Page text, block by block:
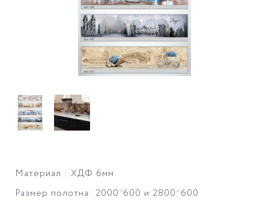
Материал : ХДФ 6мм
Размер полотна: 2000*600 и 2800*600